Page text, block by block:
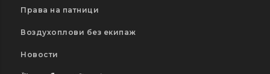
Права на патници
Воздухоплови без екипаж
Новости